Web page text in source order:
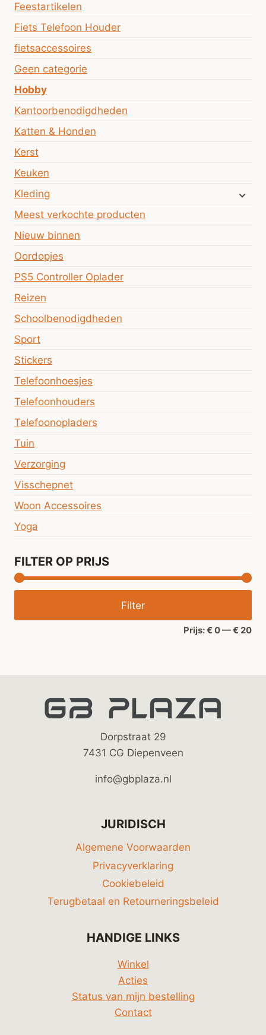
Feestartikelen
Fiets Telefoon Houder
fietsaccessoires
Geen categorie
Hobby
Kantoorbenodigdheden
Katten & Honden
Kerst
Keuken
Kleding
Meest verkochte producten
Nieuw binnen
Oordopjes
PS5 Controller Oplader
Reizen
Schoolbenodigdheden
Sport
Stickers
Telefoonhoesjes
Telefoonhouders
Telefoonopladers
Tuin
Verzorging
Visschepnet
Woon Accessoires
Yoga
FILTER OP PRIJS
Filter
Prijs:€ 0—€ 20
Dorpstraat 29
7431 CG Diepenveen
info@gbplaza.nl
JURIDISCH
Algemene Voorwaarden
Privacyverklaring
Cookiebeleid
Terugbetaal en Retourneringsbeleid
HANDIGE LINKS
Winkel
Acties
Status van mijn bestelling
Contact